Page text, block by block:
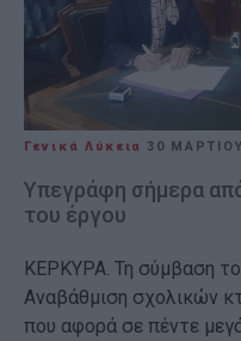
Γενικά Λύκεια 30
Υπεγράφη σήμερα
του έργου
ΚΕΡΚΥΡΑ. Τη σύμβαση
Αναβάθμιση σχολικών
που αφορά σε πέντε